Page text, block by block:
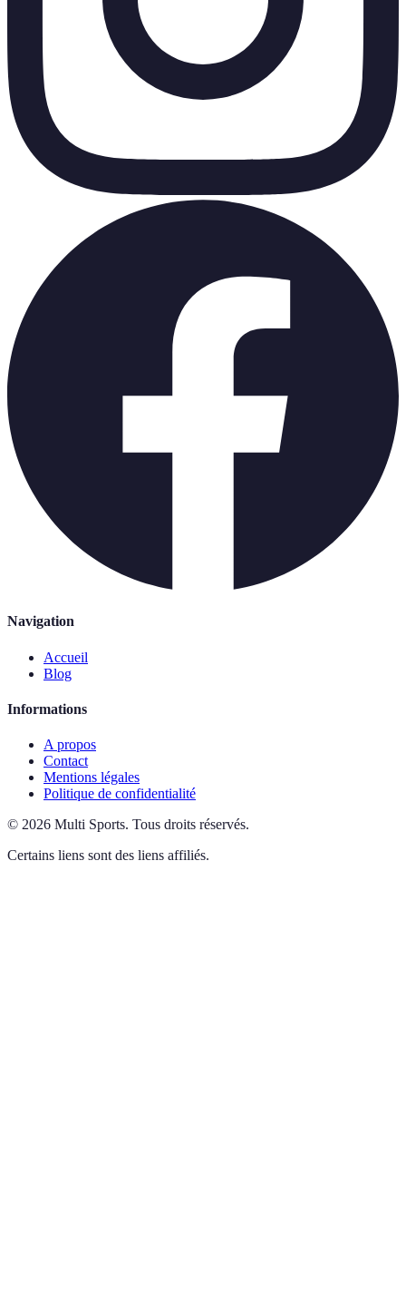
Navigation
Accueil
Blog
Informations
A propos
Contact
Mentions légales
Politique de confidentialité
© 2026 Multi Sports. Tous droits réservés.
Certains liens sont des liens affiliés.